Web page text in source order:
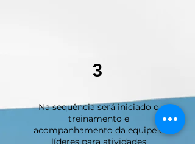
3
Na sequência será iniciado o
treinamento e
acompanhamento da equipe e
líderes para atividades